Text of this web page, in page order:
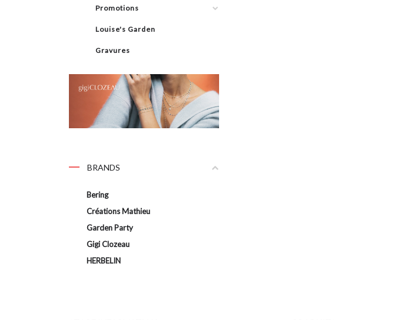
Promotions
Louise's Garden
Gravures
BRANDS
Bering
Créations Mathieu
Garden Party
Gigi Clozeau
HERBELIN